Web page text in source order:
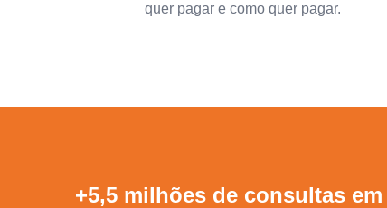
quer pagar e como quer pagar.
+5,5 milhões de consultas em